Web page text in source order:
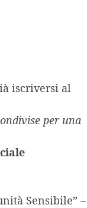
iscriversi al
per una
Sensibile” –